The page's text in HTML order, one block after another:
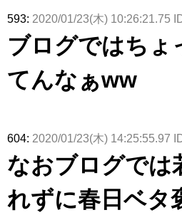
理子、8/6
「ラヴィッ
ト！」水曜
スタジオ出
uddiesを
る...
カップお姉
【くりぃむ
ナンタラ】
593: 2020/01/23(木) 10:26:21.75
ブログではちょ
てんなぁww
604: 2020/01/23(木) 14:25:55.97
なおブログでは
れずに春日ベタ